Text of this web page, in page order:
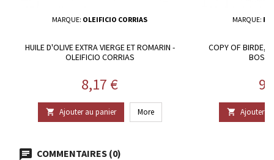
MARQUE: OLEIFICIO CORRIAS
HUILE D'OLIVE EXTRA VIERGE ET ROMARIN -
OLEIFICIO CORRIAS
Prix
8,17 €
 Ajouter au panier More
MARQUE:
COPY OF BIRDE,
 Ajouter
COMMENTAIRES (0)